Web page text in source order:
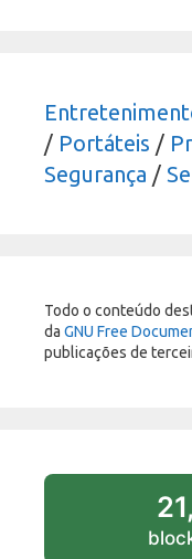
/ Portáteis /
Segurança /
Todo o conteúdo
da GNU Free
publicações de